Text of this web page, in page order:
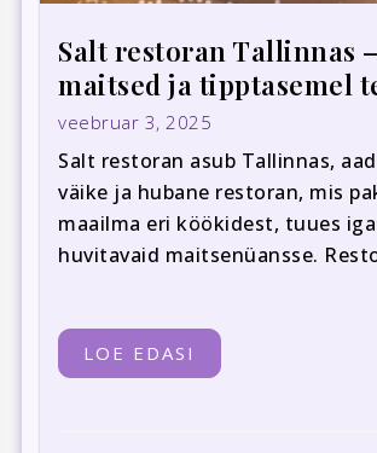
Salt restoran Tallinnas
maitsed ja tipptasemel
veebruar 3, 2025
Salt restoran asub Tallinnas,
väike ja hubane restoran, mis
maailma eri köökidest, tuues
huvitavaid maitsenüansse.
LOE EDASI